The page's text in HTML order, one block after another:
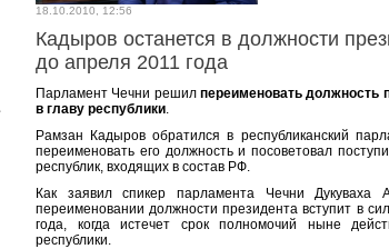
18.10.2010, 12:56
Кадыров останется в должности
до апреля 2011 года
Парламент Чечни решил переименовать должность
в главу республики.
Рамзан Кадыров обратился в республиканский
переименовать его должность и посоветовал
республик, входящих в состав РФ.
Как заявил спикер парламента Чечни Дукуваха
переименовании должности президента вступит в
года, когда истечет срок полномочий ныне
республики.